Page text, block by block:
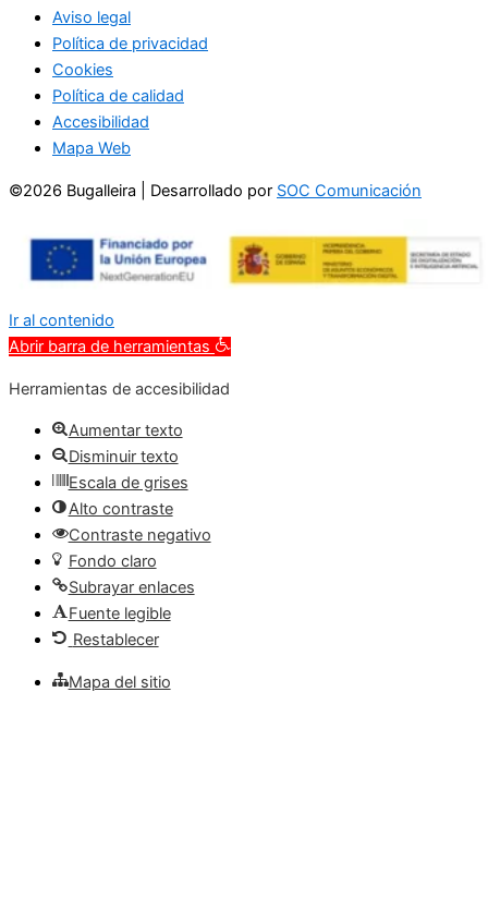
Aviso legal
Política de privacidad
Cookies
Política de calidad
Accesibilidad
Mapa Web
©2026 Bugalleira | Desarrollado por SOC Comunicación
Ir al contenido
Abrir barra de herramientas
Herramientas de accesibilidad
Aumentar texto
Disminuir texto
Escala de grises
Alto contraste
Contraste negativo
Fondo claro
Subrayar enlaces
Fuente legible
Restablecer
Mapa del sitio